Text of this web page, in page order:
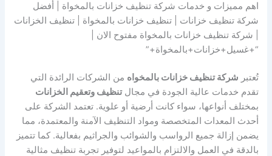
اهم مميزات و خدمات شركة تنظيف خزانات بالمخواة | أفضل
شركة تنظيف خزانات | تنظيف خزانات بالمخواة | تنظيف الخزانات
| شركة تنظيف خزانات بالمخواة مفتوح الان |
“+غسيل+خزانات+بالمخواة+”
تُعتبر شركة تنظيف خزانات بالمخواه من الشركات الرائدة التي
تقدم خدمات عالية الجودة في مجالتنظيف وتعقيم الخزانات
بمختلف أنواعها، سواء كانت أرضية أو علوية. تعتمد الشركة على
أحدث المعدات المتخصصة ومواد التنظيف الآمنة والمعتمدة، مما
يضمن إزالة جميع الرواسب والشوائب والجراثيم بفعالية. كما تتميز
بالدقة في العمل والالتزام بالمواعيد لتوفير تجربة تنظيف مثالية